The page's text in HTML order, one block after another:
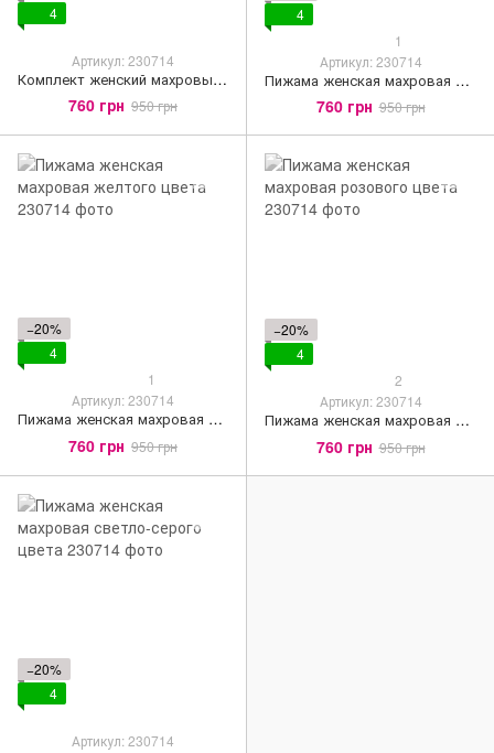
4
Артикул: 230714
Комплект женский махровый бирюзового цвета
760 грн 950 грн
4
1
Артикул: 230714
Пижама женская махровая сиреневого цвета
760 грн 950 грн
−20%
4
1
Артикул: 230714
Пижама женская махровая желтого цвета
760 грн 950 грн
−20%
4
2
Артикул: 230714
Пижама женская махровая розового цвета
760 грн 950 грн
−20%
4
Артикул: 230714